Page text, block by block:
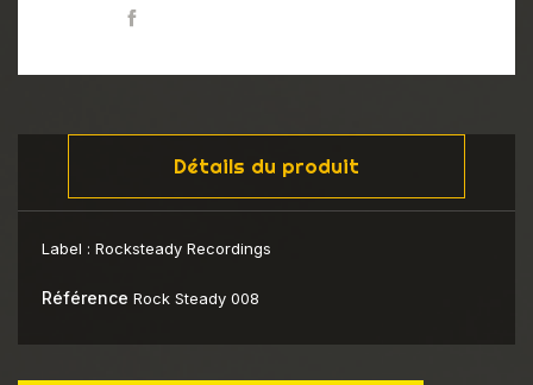
Détails du produit
Label : Rocksteady Recordings
Référence Rock Steady 008